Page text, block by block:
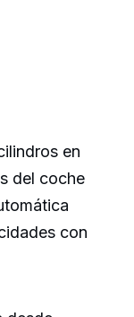
en
del coche
con